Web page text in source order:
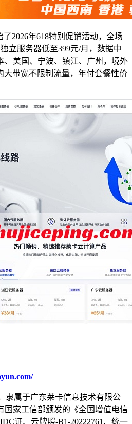
了2026年618特别促销活动，全场
立服务器低至399元/月，数据中
、美国、宁波、镇江、广州，境外
大带宽不限制流量，年付套餐性价
隶属于广东莱卡信息技术有限公
国家工信部颁发的《全国增值电信
证、云牌照-B1-20222761、统一